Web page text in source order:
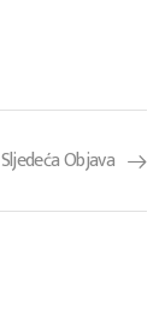
Sljedeća Objava